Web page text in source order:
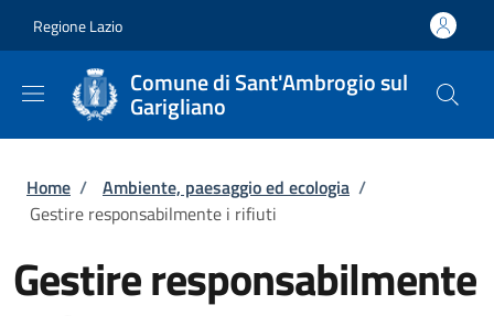
Regione Lazio
Comune di Sant'Ambrogio sul
Garigliano
Briciole di pane
Home / Ambiente, paesaggio ed ecologia /
Gestire responsabilmente i rifiuti
Gestire responsabilmente